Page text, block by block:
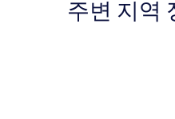
기
138
주변 지역